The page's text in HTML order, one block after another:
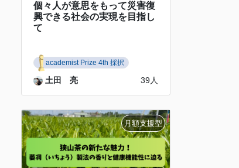
個々人が意思をもって災害復
興できる社会の実現を目指し
て
academist Prize 4th 採択
土田 亮 39人